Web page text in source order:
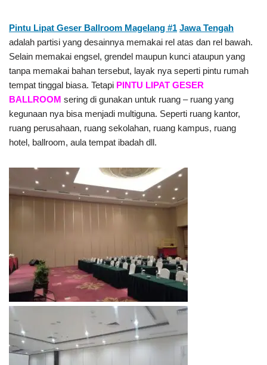
Pintu Lipat Geser Ballroom Magelang #1 Jawa Tengah
adalah partisi yang desainnya memakai rel atas dan rel bawah.
Selain memakai engsel, grendel maupun kunci ataupun yang
tanpa memakai bahan tersebut, layak nya seperti pintu rumah
tempat tinggal biasa. Tetapi PINTU LIPAT GESER
BALLROOM sering di gunakan untuk ruang – ruang yang
kegunaan nya bisa menjadi multiguna. Seperti ruang kantor,
ruang perusahaan, ruang sekolahan, ruang kampus, ruang
hotel, ballroom, aula tempat ibadah dll.